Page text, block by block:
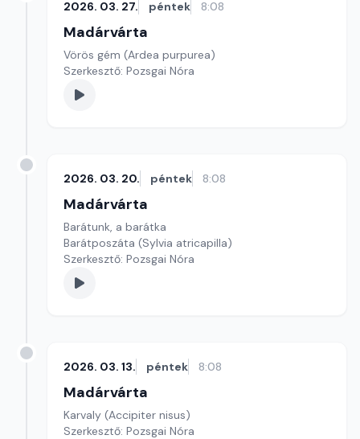
2026. 03. 27. péntek 8:08
Madárvárta
Vörös gém (Ardea purpurea)
Szerkesztő: Pozsgai Nóra
2026. 03. 20. péntek 8:08
Madárvárta
Barátunk, a barátka
Barátposzáta (Sylvia atricapilla)
Szerkesztő: Pozsgai Nóra
2026. 03. 13. péntek 8:08
Madárvárta
Karvaly (Accipiter nisus)
Szerkesztő: Pozsgai Nóra